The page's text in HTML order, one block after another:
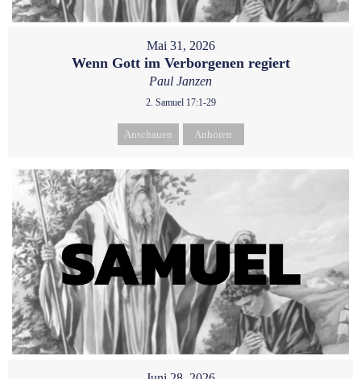
Mai 31, 2026
Wenn Gott im Verborgenen regiert
Paul Janzen
2. Samuel 17:1-29
Anschauen Anhören